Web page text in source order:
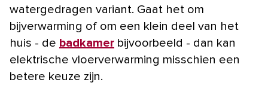
watergedragen variant. Gaat het om
bijverwarming of om een klein deel van het
huis - de badkamer bijvoorbeeld - dan kan
elektrische vloerverwarming misschien een
betere keuze zijn.